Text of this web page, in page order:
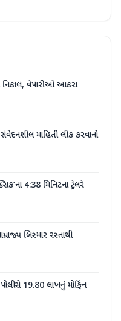
નિકાલ, વેપારીઓ આકરા
માહિતી લીક કરવાનો
4:38 મિનિટના ટ્રેલરે
બિસ્માર રસ્તાથી
19.80 લાખનું મોર્ફિન